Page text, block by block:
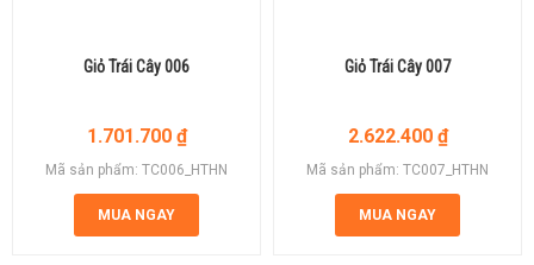
Giỏ Trái Cây 006
1.701.700 ₫
Mã sản phẩm: TC006_HTHN
MUA NGAY
Giỏ Trái Cây 007
2.622.400 ₫
Mã sản phẩm: TC007_HTHN
MUA NGAY